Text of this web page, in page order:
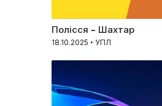
Полісся – Шахтар
18.10.2025 • УПЛ